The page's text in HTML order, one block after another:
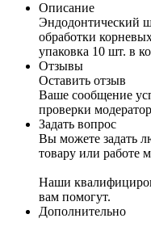
Описание
Эндодонтический
обработки
упаковка 10 шт. в
Отзывы
Оставить отзыв
Ваше сообщение
проверки
Задать вопрос
Вы можете задать
товару или работе
Наши
вам помогут.
Дополнительно